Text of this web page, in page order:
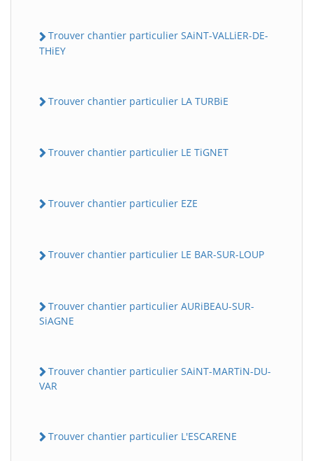
Trouver chantier particulier SAiNT-VALLiER-DE-
THiEY
Trouver chantier particulier LA TURBiE
Trouver chantier particulier LE TiGNET
Trouver chantier particulier EZE
Trouver chantier particulier LE BAR-SUR-LOUP
Trouver chantier particulier AURiBEAU-SUR-
SiAGNE
Trouver chantier particulier SAiNT-MARTiN-DU-
VAR
Trouver chantier particulier L'ESCARENE